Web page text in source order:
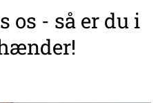
os - så er du i